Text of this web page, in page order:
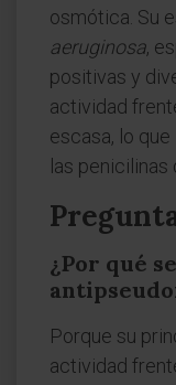
osmótica. Su
aeruginosa,
positivas y
actividad
escasa, lo
las
¿Por qué
Porque su
actividad